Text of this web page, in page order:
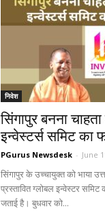
निवेश
सिंगापुर बनना
इन्वेस्टर्स समिट का
PGurus Newsdesk - June
सिंगापुर के उच्चायुक्त को भाया
प्रस्तावित ग्लोबल इन्वेस्टर समिट
जताई है। बुधवार को...